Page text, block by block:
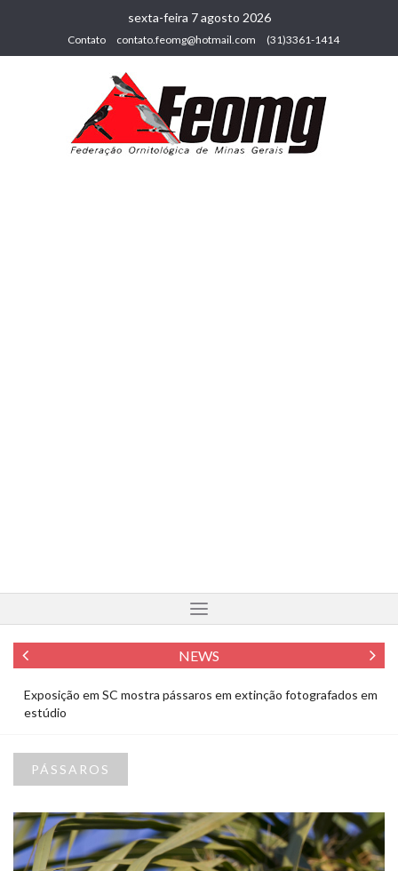
sexta-feira 7 agosto 2026
Contato contato.feomg@hotmail.com (31)3361-1414
NEWS
Exposição em SC mostra pássaros em extinção fotografados em
estúdio
PÁSSAROS